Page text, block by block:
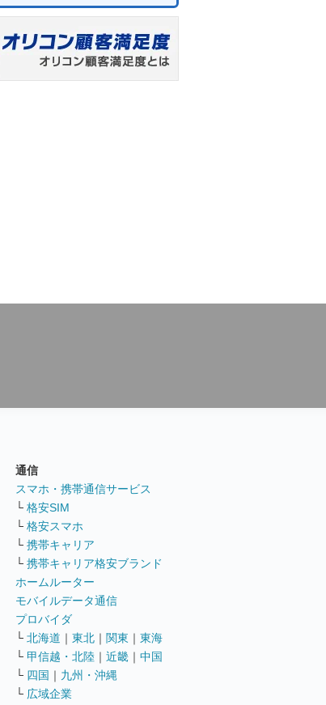
通信
スマホ・携帯通信サービス
└ 格安SIM
└ 格安スマホ
└ 携帯キャリア
└ 携帯キャリア格安ブランド
ホームルーター
モバイルデータ通信
プロバイダ
└ 北海道 ｜ 東北 ｜ 関東 ｜ 東海
└ 甲信越・北陸 ｜ 近畿 ｜ 中国
└ 四国 ｜ 九州・沖縄
└ 広域企業